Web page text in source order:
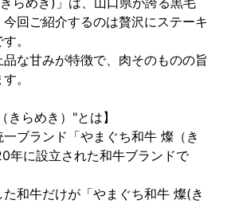
回ご紹介するのは贅沢にステーキ
。
な甘みが特徴で、肉そのものの旨
。
きらめき）"とは】
ブランド「やまぐち和牛 燦（き
年に設立された和牛ブランドで
和牛だけが「やまぐち和牛 燦(き